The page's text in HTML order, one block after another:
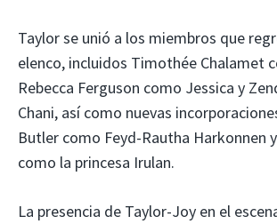
Taylor se unió a los miembros que
elenco, incluidos Timothée Chalamet
Rebecca Ferguson como Jessica y
Chani, así como nuevas
Butler como Feyd-Rautha Harkonnen
como la princesa Irulan.
La presencia de Taylor-Joy en el